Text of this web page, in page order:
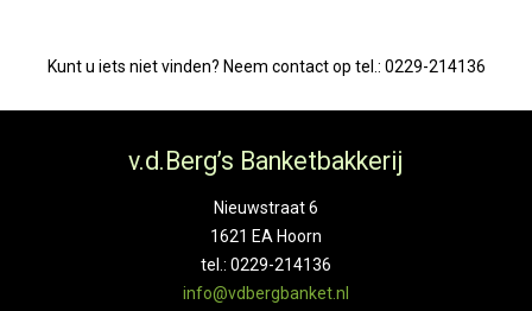
Kunt u iets niet vinden? Neem contact op tel.: 0229-214136
v.d.Berg’s Banketbakkerij
Nieuwstraat 6
1621 EA Hoorn
tel.: 0229-214136
info@vdbergbanket.nl